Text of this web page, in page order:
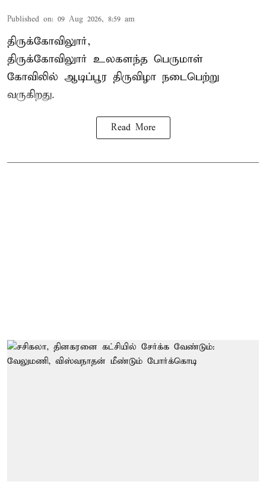
Published on: 09 Aug 2026, 8:59 am
திருக்கோவிலுார்,
திருக்கோவிலுார் உலகளந்த பெருமாள்
கோவிலில் ஆடிப்பூர திருவிழா நடைபெற்று
வருகிறது.
Read More